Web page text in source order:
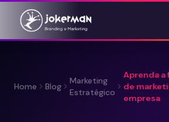
Home Blog
Marketing
Estratégico
Aprenda a
de
empresa